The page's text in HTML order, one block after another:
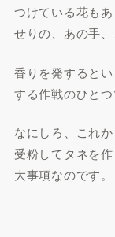
つけている花も
せりの、あの手
香りを発すると
する作戦のひとつ
なにしろ、これ
受粉してタネを
大事項なのです。